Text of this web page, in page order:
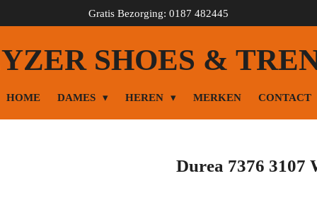
Gratis Bezorging: 0187 482445
SHOES &
HOME DAMES HEREN MERKEN CONTACT
Durea 7376